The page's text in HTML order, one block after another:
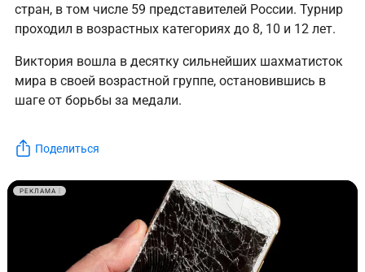
стран, в том числе 59 представителей России. Турнир
проходил в возрастных категориях до 8, 10 и 12 лет.
Виктория вошла в десятку сильнейших шахматисток
мира в своей возрастной группе, остановившись в
шаге от борьбы за медали.
Поделиться
РЕКЛАМА